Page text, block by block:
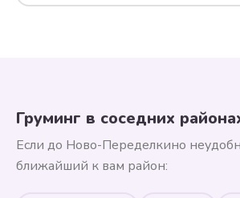
Груминг в соседних
Если до Ново-Переделкино
ближайший к вам район: